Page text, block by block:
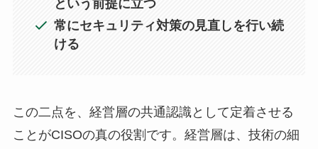
という前提に立つ
常にセキュリティ対策の見直しを行い続
ける
この二点を、経営層の共通認識として定着させる
ことがCISOの真の役割です。経営層は、技術の細